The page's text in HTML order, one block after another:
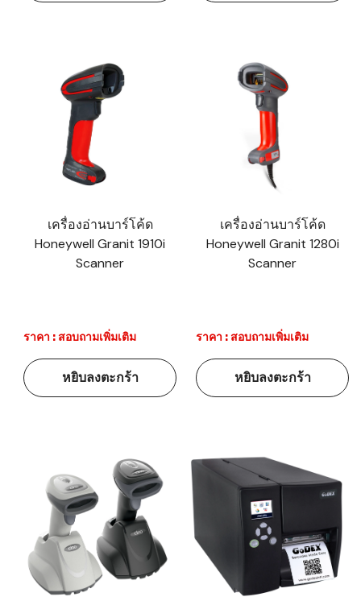
เครื่องอ่านบาร์โค้ด
Honeywell Granit 1910i
Scanner
ราคา : สอบถามเพิ่มเติม
หยิบลงตะกร้า
เครื่องอ่านบาร์โค้ด
Honeywell Granit 1280i
Scanner
ราคา : สอบถามเพิ่มเติม
หยิบลงตะกร้า